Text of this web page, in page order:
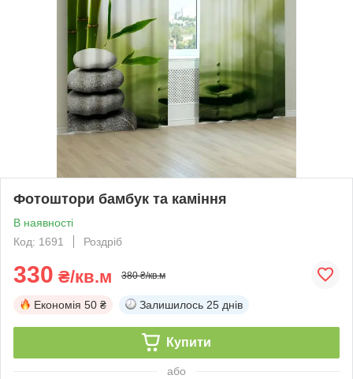
Фотоштори бамбук та каміння
В наявності
Код: 1691
Роздріб
330 ₴/кв.м 380 ₴/кв.м
Економія 50 ₴ Залишилось 25 днів
Купити
або